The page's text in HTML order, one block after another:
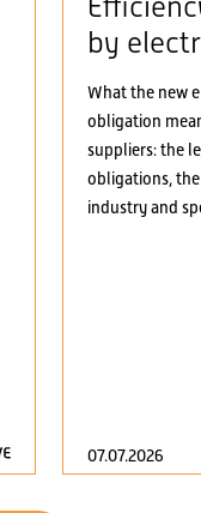
by
What the new
obligation
suppliers: the
obligations,
industry and
07.07.2026